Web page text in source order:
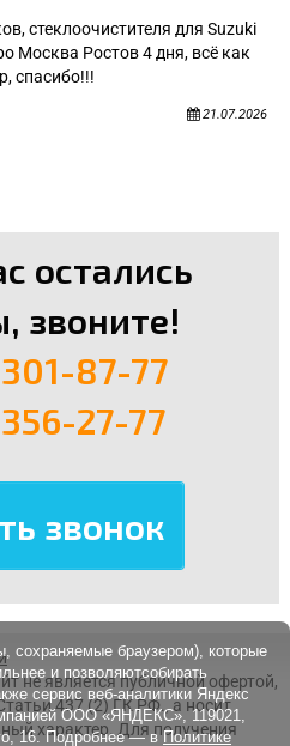
стеклоочистителя для Suzuki
Москва Ростов 4 дня, всё как
спасибо!!!
21.07.2026
остались
звоните!
87-77
27-77
не является публичной офертой,
437 (2) ГК РФ., а носит
характер. Для получения
браузером), которые
и позволяютсобирать
сервис веб-аналитики Яндекс
ООО «ЯНДЕКС», 119021,
16. Подробнее — в Политике